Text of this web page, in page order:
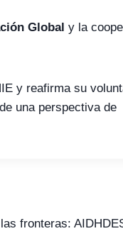
Global y la
y reafirma su
una perspectiva de
fronteras: